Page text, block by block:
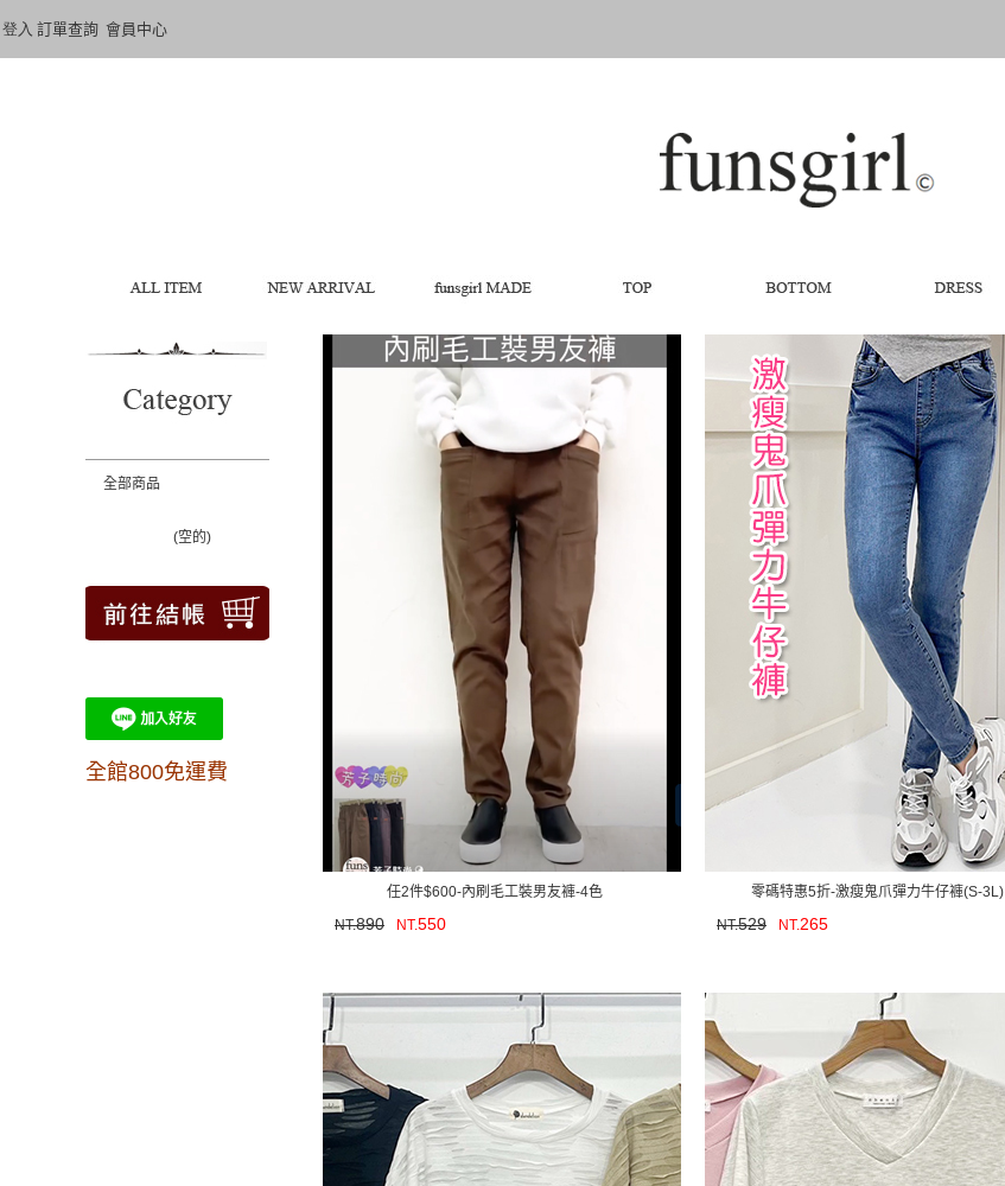
登入 訂單查詢 會員中心
全部商品
(空的)
全館800免運費
任2件$600-內刷毛工裝男友褲-4色
NT.890 NT.550
零碼特惠5折-激瘦鬼爪彈力牛仔褲(S-3L)
NT.529 NT.265